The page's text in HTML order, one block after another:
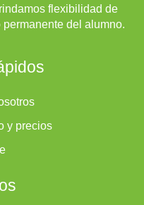
flexibilidad de
del alumno.
y precios